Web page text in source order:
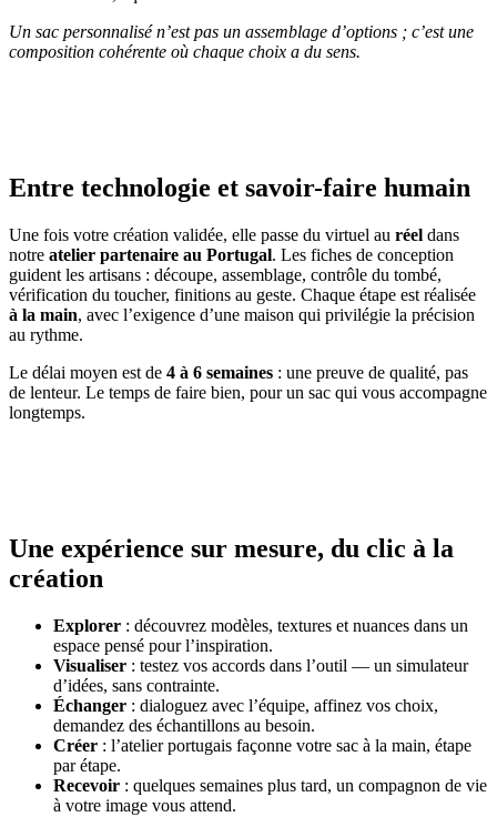
Un sac personnalisé n’est pas un assemblage d’options ; c’est une
composition cohérente où chaque choix a du sens.
Entre technologie et savoir-faire humain
Une fois votre création validée, elle passe du virtuel au réel dans
notre atelier partenaire au Portugal. Les fiches de conception
guident les artisans : découpe, assemblage, contrôle du tombé,
vérification du toucher, finitions au geste. Chaque étape est réalisée
à la main, avec l’exigence d’une maison qui privilégie la précision
au rythme.
Le délai moyen est de 4 à 6 semaines : une preuve de qualité, pas
de lenteur. Le temps de faire bien, pour un sac qui vous accompagne
longtemps.
Une expérience sur mesure, du clic à la
création
Explorer : découvrez modèles, textures et nuances dans un
espace pensé pour l’inspiration.
Visualiser : testez vos accords dans l’outil — un simulateur
d’idées, sans contrainte.
Échanger : dialoguez avec l’équipe, affinez vos choix,
demandez des échantillons au besoin.
Créer : l’atelier portugais façonne votre sac à la main, étape
par étape.
Recevoir : quelques semaines plus tard, un compagnon de vie
à votre image vous attend.